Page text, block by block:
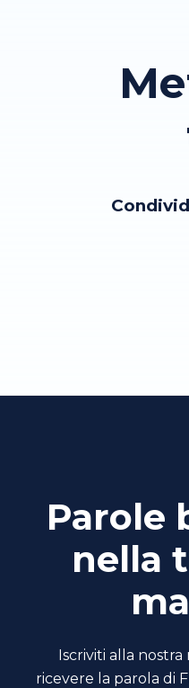
Parole
nella
Iscriviti alla
ricevere la parola di